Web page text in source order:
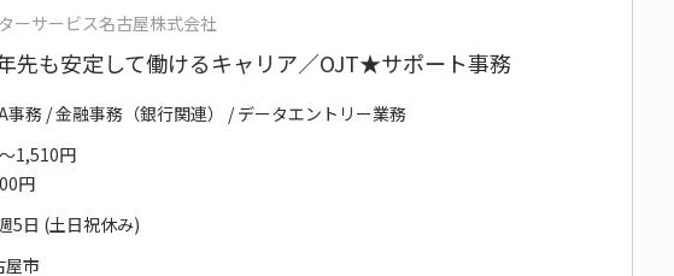
ーサービス名古屋株式会社
先も安定して働けるキャリア／OJT★サポート事務
事務 / 金融事務（銀行関連） / データエントリー業務
1,510円
円
5日 (土日祝休み)
屋市